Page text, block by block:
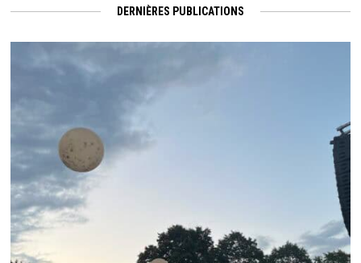
DERNIÈRES PUBLICATIONS